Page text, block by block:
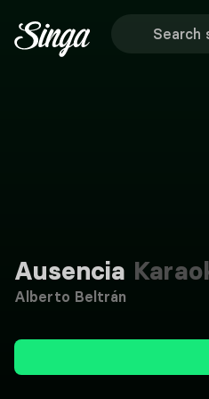
Ausencia
Alberto Beltrán